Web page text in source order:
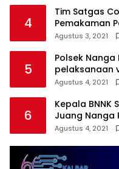
4
Tim Satgas
Pemakaman
Agustus 3, 2021
5
Polsek
pelaksanaan
Agustus 4, 2021
6
Kepala BNNK
Juang Nanga
Agustus 4, 2021